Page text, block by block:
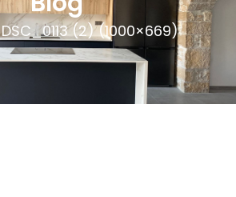
DSC_0113 (2) (1000×669)